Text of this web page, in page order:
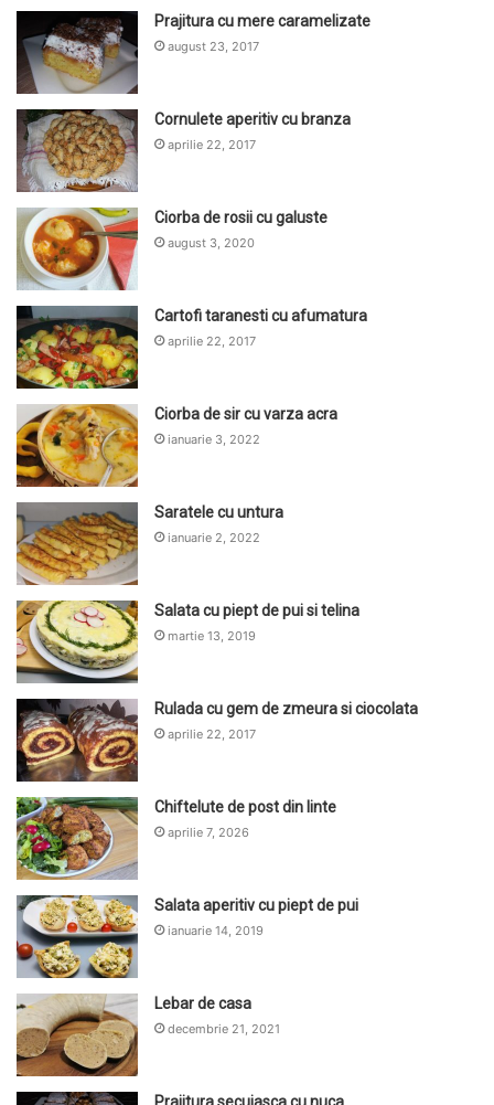
Prajitura cu mere caramelizate
august 23, 2017
Cornulete aperitiv cu branza
aprilie 22, 2017
Ciorba de rosii cu galuste
august 3, 2020
Cartofi taranesti cu afumatura
aprilie 22, 2017
Ciorba de sir cu varza acra
ianuarie 3, 2022
Saratele cu untura
ianuarie 2, 2022
Salata cu piept de pui si telina
martie 13, 2019
Rulada cu gem de zmeura si ciocolata
aprilie 22, 2017
Chiftelute de post din linte
aprilie 7, 2026
Salata aperitiv cu piept de pui
ianuarie 14, 2019
Lebar de casa
decembrie 21, 2021